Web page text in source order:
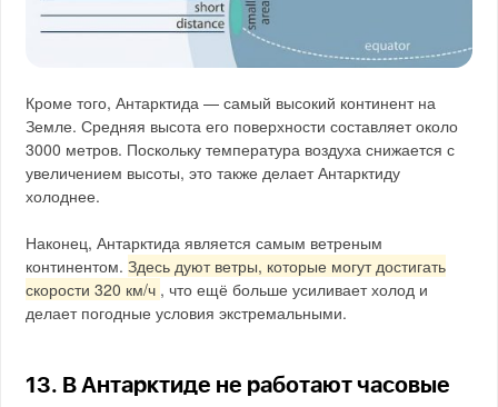
Кроме того, Антарктида — самый высокий континент на
Земле. Средняя высота его поверхности составляет около
3000 метров. Поскольку температура воздуха снижается с
увеличением высоты, это также делает Антарктиду
холоднее.
Наконец, Антарктида является самым ветреным
континентом.Здесь дуют ветры, которые могут достигать
скорости 320 км/ч , что ещё больше усиливает холод и
делает погодные условия экстремальными.
13. В Антарктиде не работают часовые